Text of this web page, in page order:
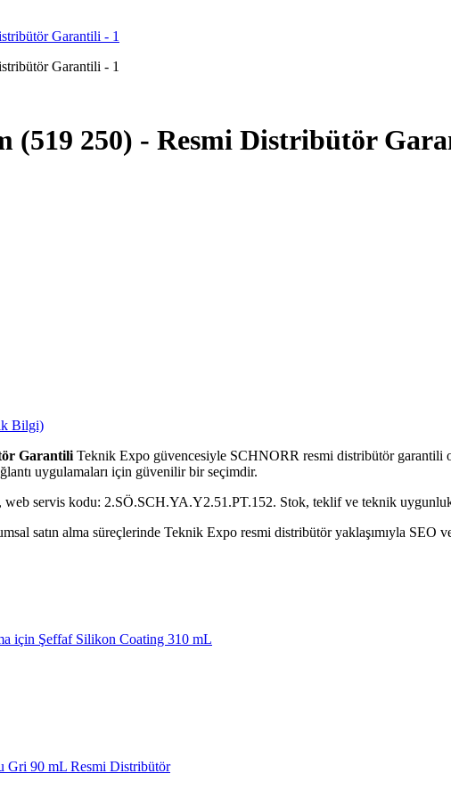
(519 250) - Resmi Distribütör
Bilgi)
Garantili Teknik Expo güvencesiyle SCHNORR resmi distribütör garantili
uygulamaları için güvenilir bir seçimdir.
servis kodu: 2.SÖ.SCH.YA.Y2.51.PT.152. Stok, teklif ve teknik
satın alma süreçlerinde Teknik Expo resmi distribütör yaklaşımıyla SEO
için Şeffaf Silikon Coating 310 mL
90 mL Resmi Distribütör